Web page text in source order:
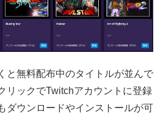
と無料配布中のタイトルが並んで
リックでTwitchアカウントに登録
ダウンロードやインストールが可